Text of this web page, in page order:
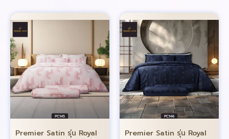
Premier Satin รุ่น Royal
Premier Satin รุ่น Royal